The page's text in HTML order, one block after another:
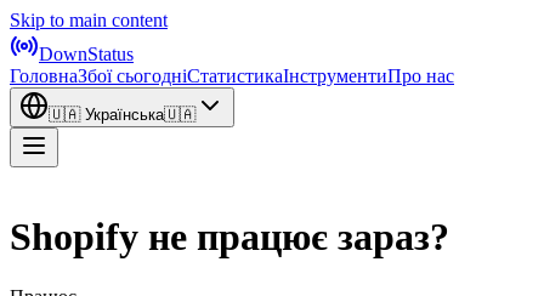
Skip to main content
DownStatus
ГоловнаЗбої сьогодніСтатистикаІнструментиПро нас
🇺🇦 Українська🇺🇦
Shopify не працює зараз?